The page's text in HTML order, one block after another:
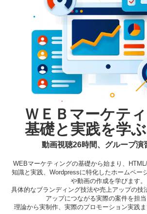
ＷＥＢマーケテ
基礎と実践を学
動画視聴26時間、グループ演
WEBマーケティングの基礎から始まり、
知識と実践、Wordpressに特化したホームペー
や動画の作成を学びます。
具体的なブランディング技法や売上アップの技
アップにつながる実際の案件を担当
理論から実制作、実際のプロモーション実践ま